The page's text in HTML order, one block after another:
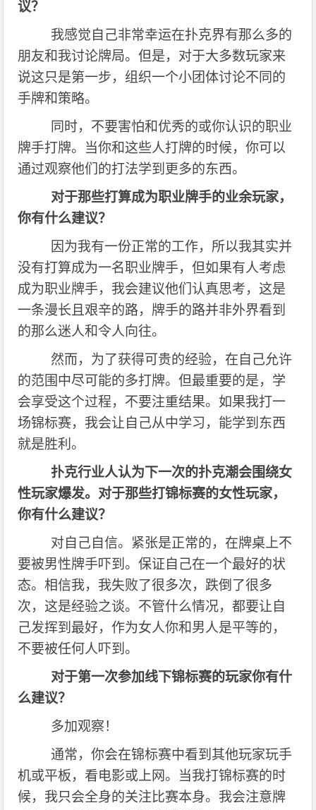
议？
我感觉自己非常幸运在扑克界有那么多的
朋友和我讨论牌局。但是，对于大多数玩家来
说这只是第一步，组织一个小团体讨论不同的
手牌和策略。
同时，不要害怕和优秀的或你认识的职业
牌手打牌。当你和这些人打牌的时候，你可以
通过观察他们的打法学到更多的东西。
对于那些打算成为职业牌手的业余玩家，
你有什么建议？
因为我有一份正常的工作，所以我其实并
没有打算成为一名职业牌手，但如果有人考虑
成为职业牌手，我会建议他们认真思考，这是
一条漫长且艰辛的路，牌手的路并非外界看到
的那么迷人和令人向往。
然而，为了获得可贵的经验，在自己允许
的范围中尽可能的多打牌。但最重要的是，学
会享受这个过程，不要注重结果。如果我打一
场锦标赛，我会让自己从中学习，能学到东西
就是胜利。
扑克行业人认为下一次的扑克潮会围绕女
性玩家爆发。对于那些打锦标赛的女性玩家，
你有什么建议？
对自己自信。紧张是正常的，在牌桌上不
要被男性牌手吓到。保证自己在一个最好的状
态。相信我，我失败了很多次，跌倒了很多
次，这是经验之谈。不管什么情况，都要让自
己发挥到最好，作为女人你和男人是平等的，
不要被任何人吓到。
对于第一次参加线下锦标赛的玩家你有什
么建议？
多加观察！
通常，你会在锦标赛中看到其他玩家玩手
机或平板，看电影或上网。当我打锦标赛的时
候，我只会全身的关注比赛本身。我会注意牌